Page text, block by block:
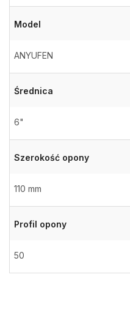
Model
ANYUFEN
Średnica
6"
Szerokość opony
110 mm
Profil opony
50